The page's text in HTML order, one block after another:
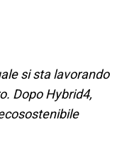
si sta lavorando
Dopo Hybrid4,